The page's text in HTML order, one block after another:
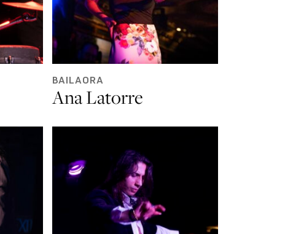
BAILAORA
Ana Latorre